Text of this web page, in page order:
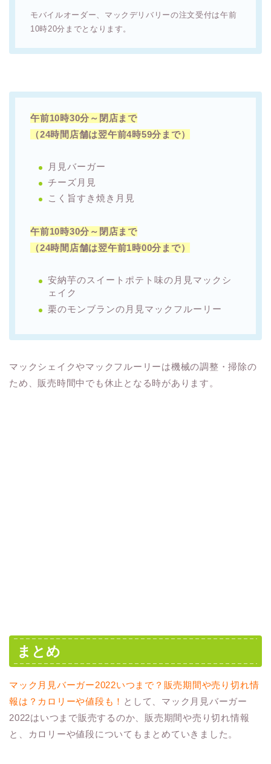
モバイルオーダー、マックデリバリーの注文受付は午前
10時20分までとなります。
午前10時30分～閉店まで
（24時間店舗は翌午前4時59分まで）
月見バーガー
チーズ月見
こく旨すき焼き月見
午前10時30分～閉店まで
（24時間店舗は翌午前1時00分まで）
安納芋のスイートポテト味の月見マックシ
ェイク
栗のモンブランの月見マックフルーリー
マックシェイクやマックフルーリーは機械の調整・掃除の
ため、販売時間中でも休止となる時があります。
まとめ
マック月見バーガー2022いつまで？販売期間や売り切れ情
報は？カロリーや値段も！ として、マック月見バーガー
2022はいつまで販売するのか、販売期間や売り切れ情報
と、カロリーや値段についてもまとめていきました。